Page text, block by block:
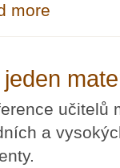
more
jeden
učitelů
a